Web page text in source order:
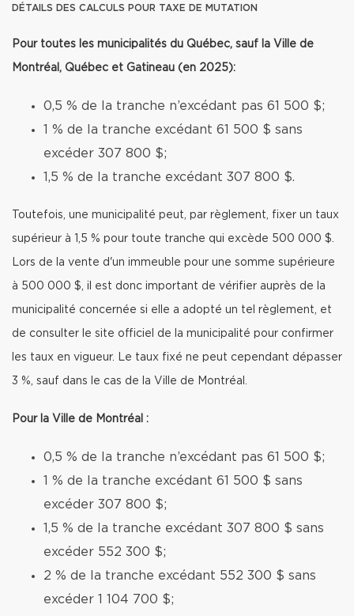
DÉTAILS DES CALCULS POUR TAXE DE MUTATION
Pour toutes les municipalités du Québec, sauf la Ville de
Montréal, Québec et Gatineau (en 2025):
0,5 % de la tranche n’excédant pas 61 500 $;
1 % de la tranche excédant 61 500 $ sans
excéder 307 800 $;
1,5 % de la tranche excédant 307 800 $.
Toutefois, une municipalité peut, par règlement, fixer un taux
supérieur à 1,5 % pour toute tranche qui excède 500 000 $.
Lors de la vente d'un immeuble pour une somme supérieure
à 500 000 $, il est donc important de vérifier auprès de la
municipalité concernée si elle a adopté un tel règlement, et
de consulter le site officiel de la municipalité pour confirmer
les taux en vigueur. Le taux fixé ne peut cependant dépasser
3 %, sauf dans le cas de la Ville de Montréal.
Pour la Ville de Montréal :
0,5 % de la tranche n’excédant pas 61 500 $;
1 % de la tranche excédant 61 500 $ sans
excéder 307 800 $;
1,5 % de la tranche excédant 307 800 $ sans
excéder 552 300 $;
2 % de la tranche excédant 552 300 $ sans
excéder 1 104 700 $;